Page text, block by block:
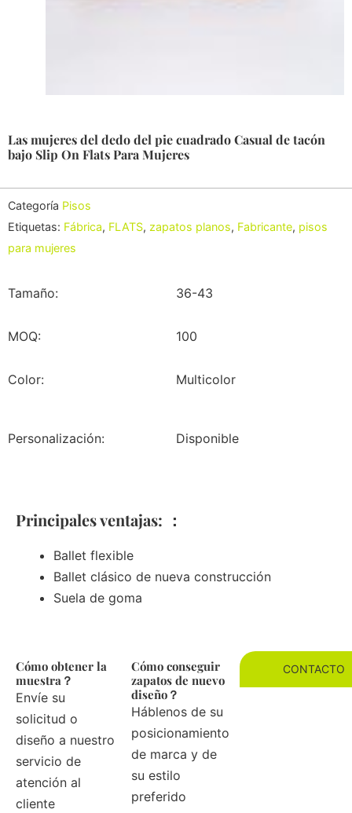
Las mujeres del dedo del pie cuadrado Casual de tacón
bajo Slip On Flats Para Mujeres
Categoría Pisos
Etiquetas: Fábrica, FLATS, zapatos planos, Fabricante, pisos
para mujeres
Tamaño: 36-43
MOQ: 100
Color: Multicolor
Personalización: Disponible
Principales ventajas: ：
Ballet flexible
Ballet clásico de nueva construcción
Suela de goma
Cómo obtener la
muestra？
Envíe su
solicitud o
diseño a nuestro
servicio de
atención al
cliente
Cómo conseguir
zapatos de nuevo
diseño？
Háblenos de su
posicionamiento
de marca y de
su estilo
preferido
CONTACTO